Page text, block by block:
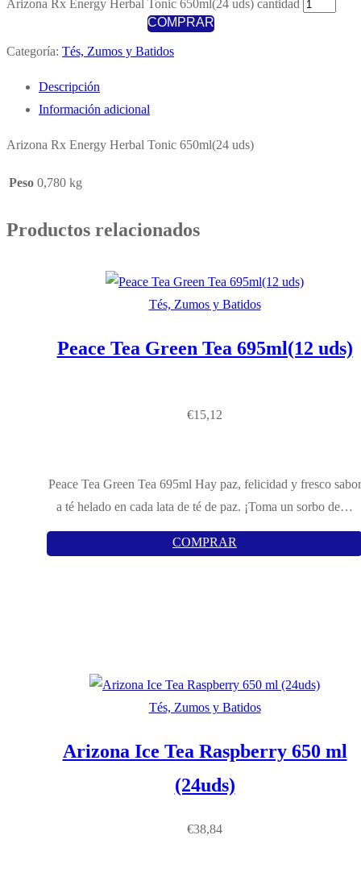
Arizona Rx Energy Herbal Tonic 650ml(24 uds) cantidad
COMPRAR
Categoría: Tés, Zumos y Batidos
Descripción
Información adicional
Arizona Rx Energy Herbal Tonic 650ml(24 uds)
Peso 0,780 kg
Productos relacionados
Tés, Zumos y Batidos
Peace Tea Green Tea 695ml(12 uds)
€15,12
Peace Tea Green Tea 695ml Hay paz, felicidad y fresco sabor
a té helado en cada lata de té de paz. ¡Toma un sorbo de…
COMPRAR
Tés, Zumos y Batidos
Arizona Ice Tea Raspberry 650 ml
(24uds)
€38,84